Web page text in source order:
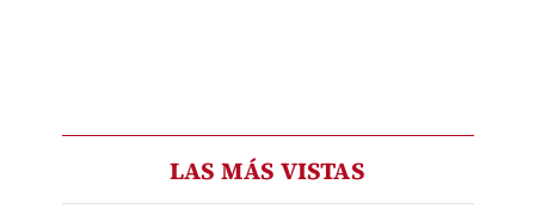
LAS MÁS VISTAS